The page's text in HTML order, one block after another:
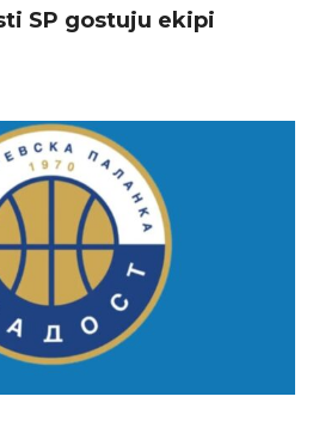
SP gostuju ekipi